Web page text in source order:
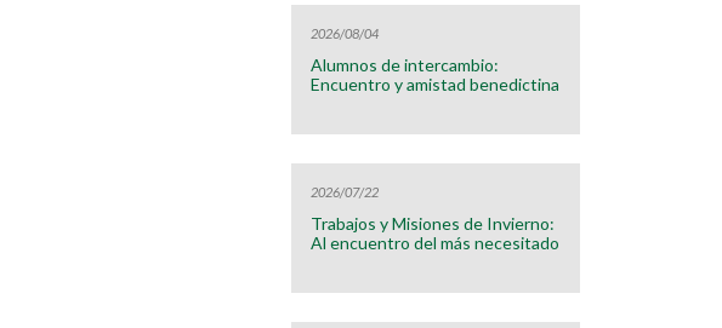
2026/08/04
Alumnos de intercambio:
Encuentro y amistad benedictina
2026/07/22
Trabajos y Misiones de Invierno:
Al encuentro del más necesitado